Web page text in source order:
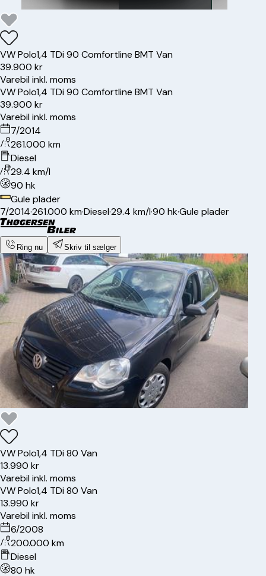
VWPolo1,4 TDi 90 Comfortline BMT Van
39.900 kr
Varebil inkl. moms
VWPolo1,4 TDi 90 Comfortline BMT Van
39.900 kr
Varebil inkl. moms
7/2014
261.000 km
Diesel
29.4 km/l
90 hk
Gule plader
7/2014·261.000 km·Diesel·29.4 km/l·90 hk·Gule plader
Ring nu Skriv til sælger
VWPolo1,4 TDi 80 Van
13.990 kr
Varebil inkl. moms
VWPolo1,4 TDi 80 Van
13.990 kr
Varebil inkl. moms
6/2008
200.000 km
Diesel
80 hk